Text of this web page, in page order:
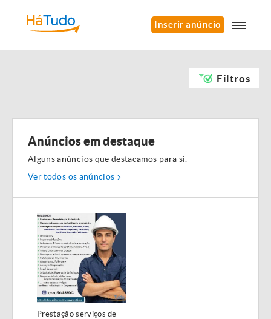
Inserir anúncio
Filtros
Anúncios em destaque
Alguns anúncios que destacamos para si.
Ver todos os anúncios
Prestação serviços de